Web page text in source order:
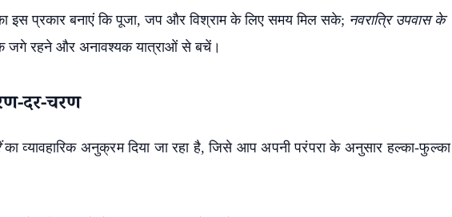
इस प्रकार बनाएं कि पूजा, जप और विश्राम के लिए समय मिल सके; नवरात्रि उपवास के
जगे रहने और अनावश्यक यात्राओं से बचें।
दर-चरण
का व्यावहारिक अनुक्रम दिया जा रहा है, जिसे आप अपनी परंपरा के अनुसार हल्का-फुल्का